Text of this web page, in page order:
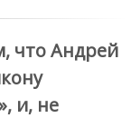
что Андрей
и, не